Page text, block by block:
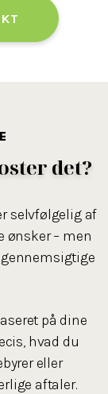
mere end 15
ringe og få en
er der.
det?
selvfølgelig af
ønsker – men
på dine
hvad du
eller
aftaler.